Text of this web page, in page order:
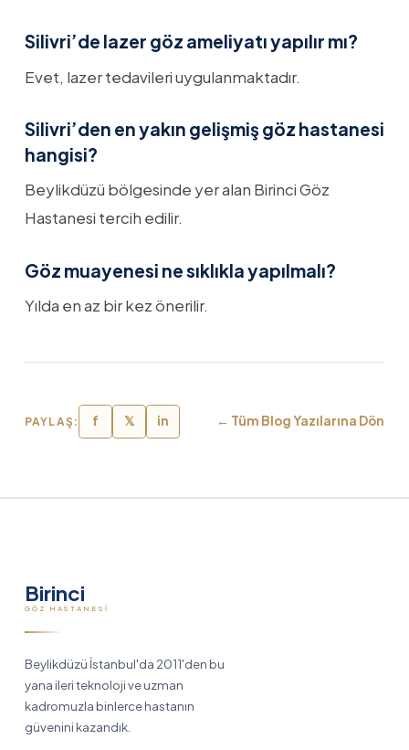
Silivri’de lazer göz ameliyatı yapılır mı?
Evet, lazer tedavileri uygulanmaktadır.
Silivri’den en yakın gelişmiş göz hastanesi
hangisi?
Beylikdüzü bölgesinde yer alan Birinci Göz
Hastanesi tercih edilir.
Göz muayenesi ne sıklıkla yapılmalı?
Yılda en az bir kez önerilir.
PAYLAŞ: f 𝕏 in ← Tüm Blog Yazılarına Dön
Birinci
GÖZ HASTANESI
Beylikdüzü İstanbul'da 2011'den bu
yana ileri teknoloji ve uzman
kadromuzla binlerce hastanın
güvenini kazandık.